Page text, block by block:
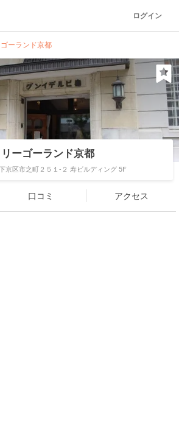
ログイン
ーランド京都
リーゴーランド京都
京区市之町２５１-２ 寿ビルディング 5F
口コミ アクセス